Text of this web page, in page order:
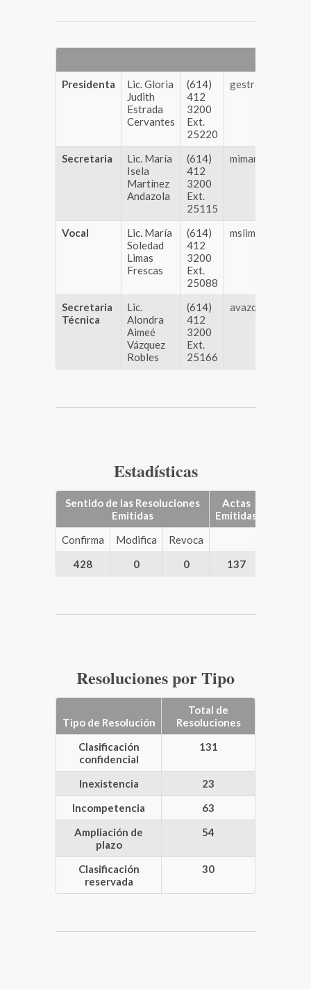
Presidenta
Lic. Gloria
Judith
Estrada
Cervantes
(614)
412
3200
Ext.
25220
Secretaria
Lic. María
Isela
Martínez
Andazola
(614)
412
3200
Ext.
25115
Vocal
Lic. María
Soledad
Limas
Frescas
(614)
412
3200
Ext.
25088
Secretaria
Técnica
Lic.
Alondra
Aimeé
Vázquez
Robles
(614)
412
3200
Ext.
25166
Estadísticas
Sentido de las Resoluciones
Emitidas
Actas
Emitidas
Confirma
Modifica
Revoca
428
0 0 137
Resoluciones por Tipo
Tipo de Resolución
Total de
Resoluciones
Clasificación
confidencial
131
Inexistencia
23
Incompetencia
63
Ampliación de
plazo
54
Clasificación
reservada
30